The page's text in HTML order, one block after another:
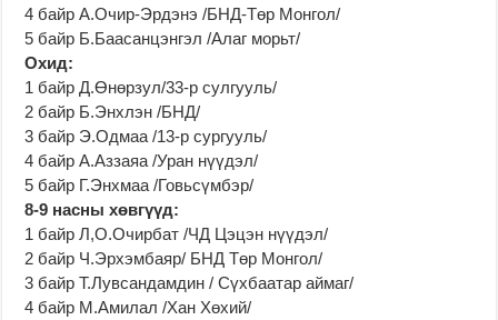
4 байр А.Очир-Эрдэнэ /БНД-Төр Монгол/
5 байр Б.Баасанцэнгэл /Алаг морьт/
Охид:
1 байр Д.Өнөрзул/33-р сулгууль/
2 байр Б.Энхлэн /БНД/
3 байр Э.Одмаа /13-р сургууль/
4 байр А.Аззаяа /Уран нүүдэл/
5 байр Г.Энхмаа /Говьсүмбэр/
8-9 насны хөвгүүд:
1 байр Л,О.Очирбат /ЧД Цэцэн нүүдэл/
2 байр Ч.Эрхэмбаяр/ БНД Төр Монгол/
3 байр Т.Лувсандамдин / Сүхбаатар аймаг/
4 байр М.Амилал /Хан Хөхий/